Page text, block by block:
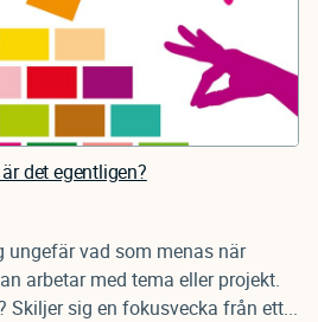
det egentligen?
ungefär vad som menas när
arbetar med tema eller projekt.
Skiljer sig en fokusvecka från ett...